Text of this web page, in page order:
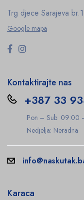
Trg djece Sarajeva br.1
Google mapa
Kontaktirajte nas
+387 33
Pon – Sub: 09:00
Nedjelja: Neradna
Karaca